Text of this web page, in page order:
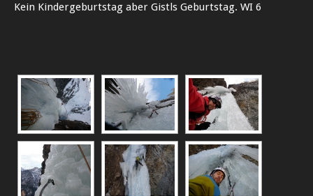
Kein Kindergeburtstag aber Gistls Geburtstag. WI 6